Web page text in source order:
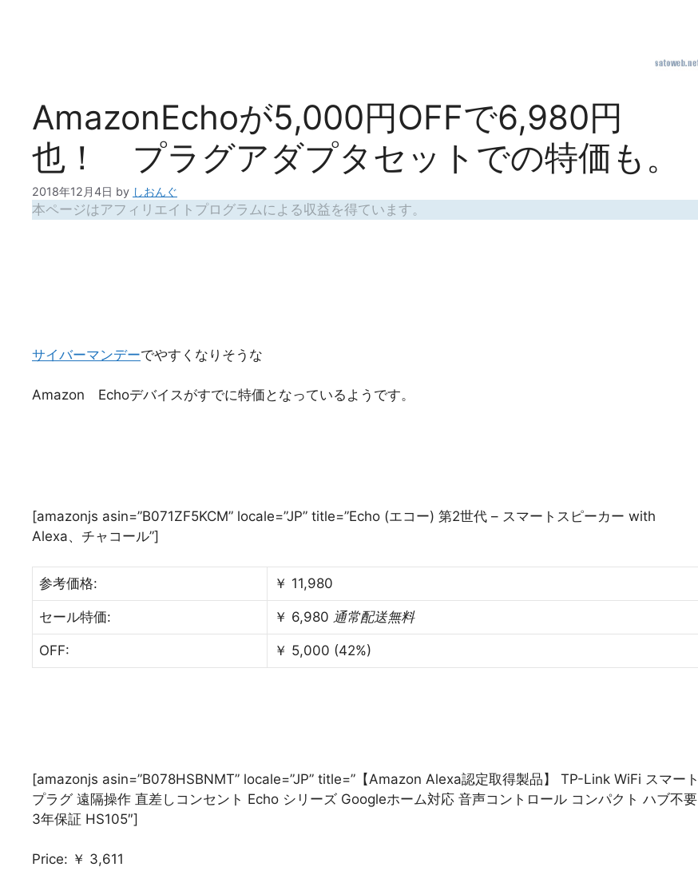
AmazonEchoが5,000円OFFで6,980円
也！ プラグアダプタセットでの特価も。
2018年12月4日 by しおんぐ
本ページはアフィリエイトプログラムによる収益を得ています。
サイバーマンデーでやすくなりそうな
Amazon Echoデバイスがすでに特価となっているようです。
[amazonjs asin=”B071ZF5KCM” locale=”JP” title=”Echo (エコー) 第2世代 – スマートスピーカー with
Alexa、チャコール”]
参考価格: ￥ 11,980
セール特価: ￥ 6,980 通常配送無料
OFF: ￥ 5,000 (42%)
[amazonjs asin=”B078HSBNMT” locale=”JP” title=”【Amazon Alexa認定取得製品】 TP-Link WiFi スマート
プラグ 遠隔操作 直差しコンセント Echo シリーズ Googleホーム対応 音声コントロール コンパクト ハブ不要
3年保証 HS105″]
Price: ￥ 3,611